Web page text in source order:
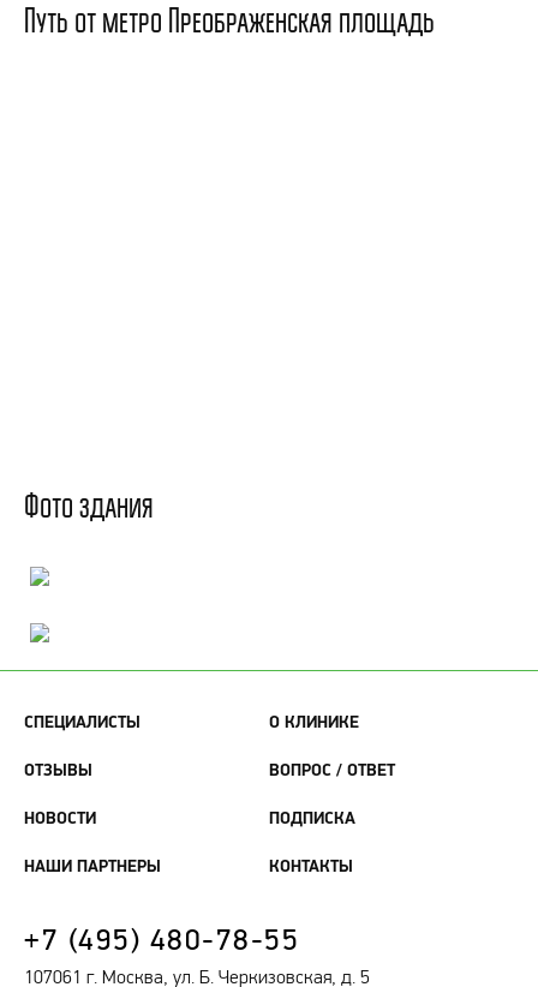
Путь от метро Преображенская площадь
Фото здания
СПЕЦИАЛИСТЫ О КЛИНИКЕ
ОТЗЫВЫ ВОПРОС / ОТВЕТ
НОВОСТИ ПОДПИСКА
НАШИ ПАРТНЕРЫ КОНТАКТЫ
+7 (495) 480-78-55
107061 г. Москва, ул. Б. Черкизовская, д. 5